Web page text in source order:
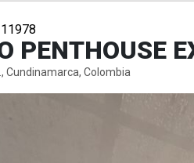
PENTHOUSE
Cundinamarca, Colombia